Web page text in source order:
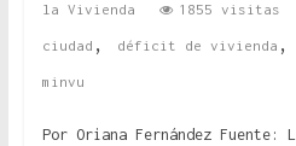
la Vivienda 1855 visitas
ciudad , déficit de vivienda ,
minvu
Por Oriana Fernández Fuente: